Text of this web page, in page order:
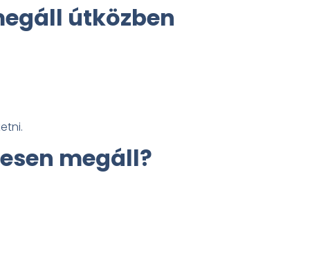
útközben
megáll?